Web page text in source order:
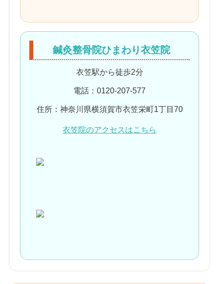
鍼灸整骨院ひまわり衣笠院
衣笠駅から徒歩2分
電話：0120-207-577
住所：神奈川県横須賀市衣笠栄町1丁目70
衣笠院のアクセスはこちら